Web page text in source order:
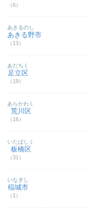
（6）
あきる野市
（13）
あきるのし
足立区
（19）
あだちく
荒川区
（16）
あらかわく
板橋区
（31）
いたばしく
稲城市
（1）
いなぎし